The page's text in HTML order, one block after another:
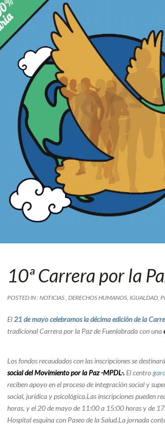
10ª Carrera por la
POSTED IN :NOTICIAS, DERECHOS HUMANOS, IGUALDAD,
El21 de mayo celebramos ladécima edición de la
tradicional Carrera por la Paz de Fuenlabrada con una
Los fondos recaudados con las inscripciones se
social del Movimiento por la Paz -MPDL-.El centro
reciben apoyo en el proceso de integración social y
social, jurídica y psicológica.Las inscripciones pueden
horas, y el 20 de mayo de 11:00 a 15:00 horas y de
Hospital esquina con Paseo de la Salud.La jornada